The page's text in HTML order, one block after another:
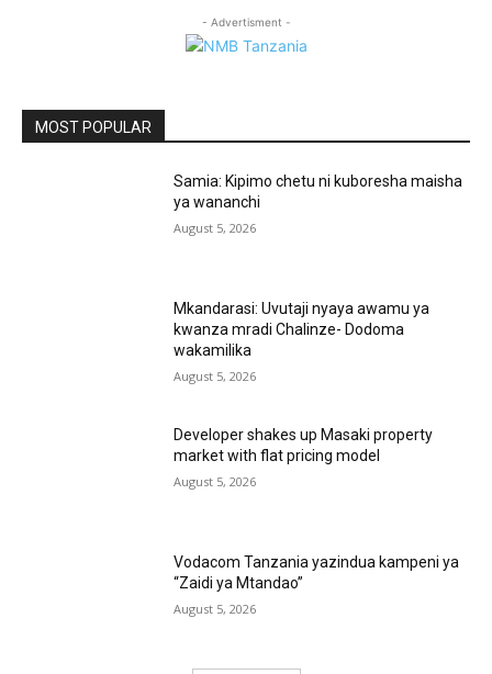
- Advertisment -
MOST POPULAR
Samia: Kipimo chetu ni kuboresha maisha
ya wananchi
August 5, 2026
Mkandarasi: Uvutaji nyaya awamu ya
kwanza mradi Chalinze- Dodoma
wakamilika
August 5, 2026
Developer shakes up Masaki property
market with flat pricing model
August 5, 2026
Vodacom Tanzania yazindua kampeni ya
“Zaidi ya Mtandao”
August 5, 2026